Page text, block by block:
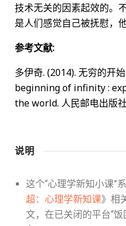
技术无关的因素起效的。
是人们感觉自己被抚慰，
参考文献:
多伊奇. (2014). 无穷的开
beginning of infinity :
the world. 人民邮电出版
说明
这个“心理学新知小课”
超：心理学新知课》相
文，在已关闭的平台“